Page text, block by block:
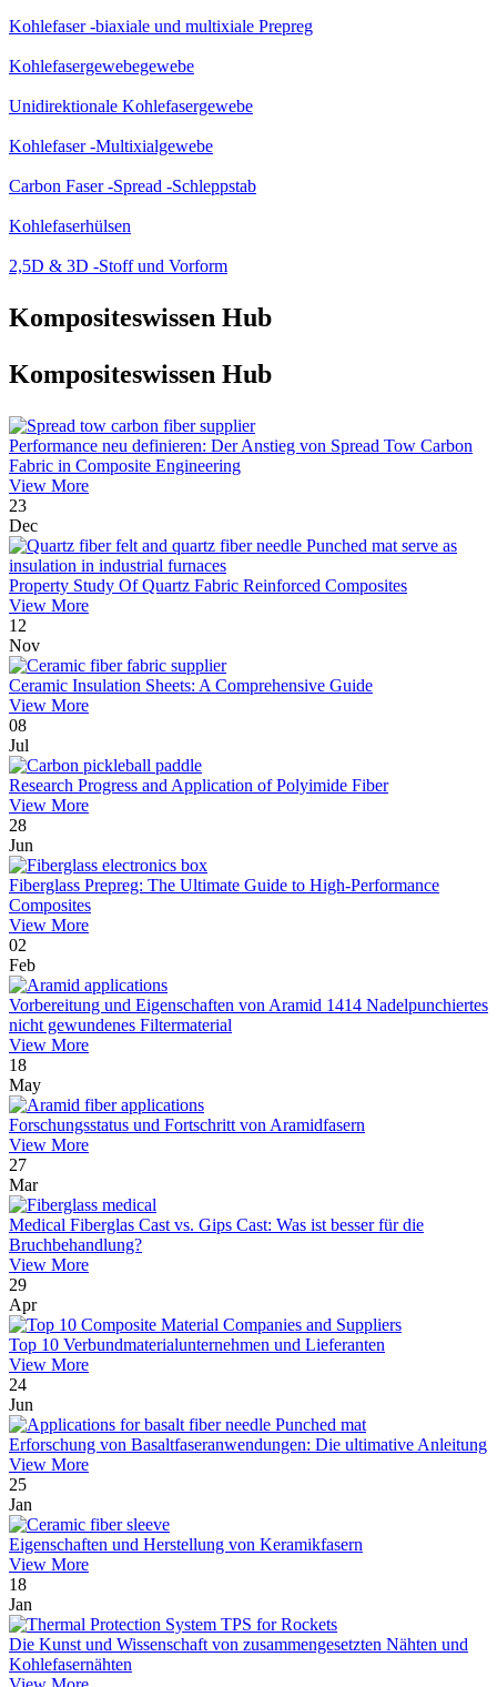
Kohlefaser -biaxiale und multixiale Prepreg
Kohlefasergewebegewebe
Unidirektionale Kohlefasergewebe
Kohlefaser -Multixialgewebe
Carbon Faser -Spread -Schleppstab
Kohlefaserhülsen
2,5D & 3D -Stoff und Vorform
Kompositeswissen Hub
Kompositeswissen Hub
Performance neu definieren: Der Anstieg von Spread Tow Carbon
Fabric in Composite Engineering
View More
23
Dec
Property Study Of Quartz Fabric Reinforced Composites
View More
12
Nov
Ceramic Insulation Sheets: A Comprehensive Guide
View More
08
Jul
Research Progress and Application of Polyimide Fiber
View More
28
Jun
Fiberglass Prepreg: The Ultimate Guide to High-Performance
Composites
View More
02
Feb
Vorbereitung und Eigenschaften von Aramid 1414 Nadelpunchiertes
nicht gewundenes Filtermaterial
View More
18
May
Forschungsstatus und Fortschritt von Aramidfasern
View More
27
Mar
Medical Fiberglas Cast vs. Gips Cast: Was ist besser für die
Bruchbehandlung?
View More
29
Apr
Top 10 Verbundmaterialunternehmen und Lieferanten
View More
24
Jun
Erforschung von Basaltfaseranwendungen: Die ultimative Anleitung
View More
25
Jan
Eigenschaften und Herstellung von Keramikfasern
View More
18
Jan
Die Kunst und Wissenschaft von zusammengesetzten Nähten und
Kohlefasernähten